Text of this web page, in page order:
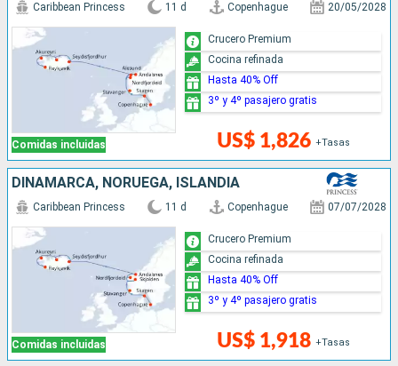
Comidas incluidas
Caribbean Princess 11 d Copenhague 20/05/2028
US$ 1,826 +Tasas
Crucero Premium
Cocina refinada
Hasta 40% Off
3º y 4º pasajero gratis
DINAMARCA, NORUEGA, ISLANDIA
Comidas incluidas
Caribbean Princess 11 d Copenhague 07/07/2028
US$ 1,918 +Tasas
Crucero Premium
Cocina refinada
Hasta 40% Off
3º y 4º pasajero gratis